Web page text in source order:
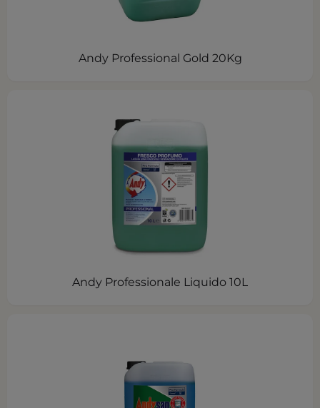
Andy Professional Gold 20Kg
Andy Professionale Liquido 10L